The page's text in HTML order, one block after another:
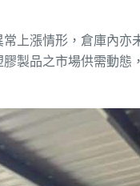
上漲情形，倉庫內
製品之市場供需動